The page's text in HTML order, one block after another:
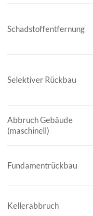
Schadstoffentfernung
Selektiver Rückbau
Abbruch Gebäude
(maschinell)
Fundamentrückbau
Kellerabbruch